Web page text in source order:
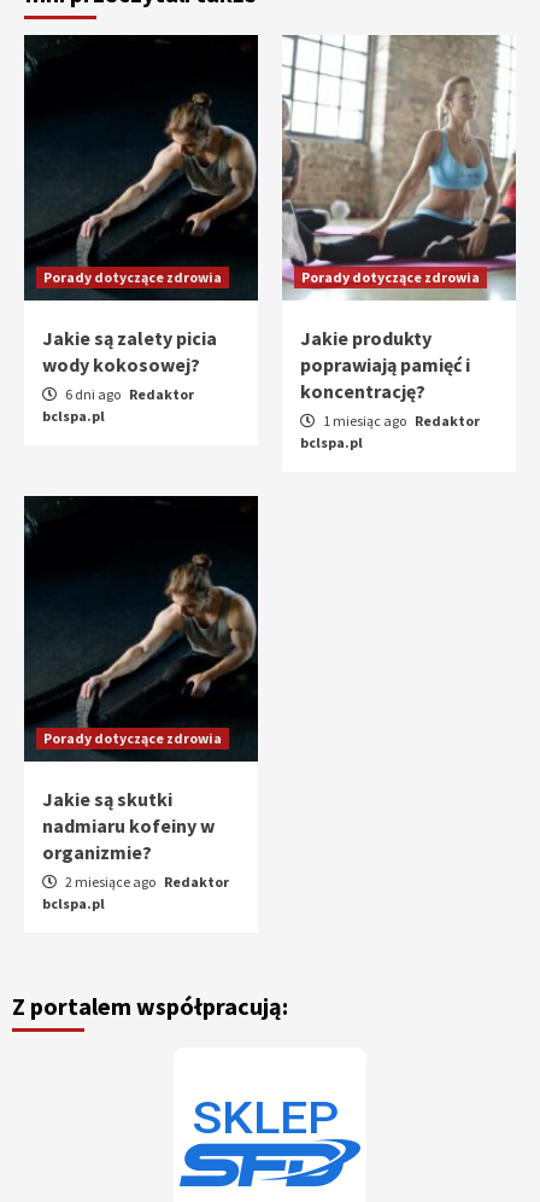
Porady dotyczące zdrowia
Jakie są zalety picia
wody kokosowej?
6 dni ago Redaktor
bclspa.pl
Porady dotyczące zdrowia
Jakie produkty
poprawiają pamięć i
koncentrację?
1 miesiąc ago Redaktor
bclspa.pl
Porady dotyczące zdrowia
Jakie są skutki
nadmiaru kofeiny w
organizmie?
2 miesiące ago Redaktor
bclspa.pl
Z portalem współpracują: